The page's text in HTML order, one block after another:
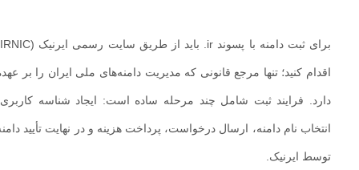
برای ثبت دامنه با پسوند ir. باید از طریق سایت رسمی ایرنیک (IRNIC)
اقدام کنید؛ تنها مرجع قانونی که مدیریت دامنه‌های ملی ایران را بر عهده
دارد. فرایند ثبت شامل چند مرحله ساده است: ایجاد شناسه کاربری،
انتخاب نام دامنه، ارسال درخواست، پرداخت هزینه و در نهایت تأیید دامنه
توسط ایرنیک.